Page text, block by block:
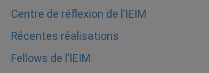
Centre de réflexion de l’IEIM
Récentes réalisations
Fellows de l’IEIM